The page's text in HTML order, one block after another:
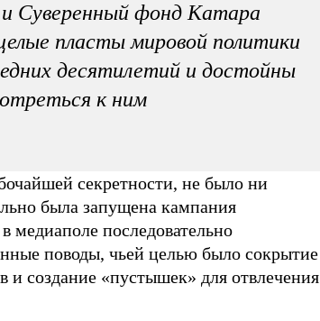
Суверенный фонд Катара
пласты мировой политики
десятилетий и достойны
к ним
секретности, не было ни
была запущена кампания
медиаполе последовательно
поводы, чьей целью было сокрытие
и создание «пустышек» для отвлечения